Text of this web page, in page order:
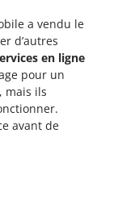
a vendu le
d’autres
en ligne
pour un
mais ils
avant de